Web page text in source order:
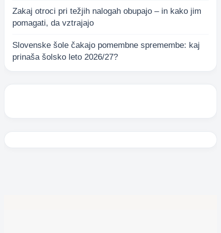
Zakaj otroci pri težjih nalogah obupajo – in kako jim
pomagati, da vztrajajo
Slovenske šole čakajo pomembne spremembe: kaj
prinaša šolsko leto 2026/27?